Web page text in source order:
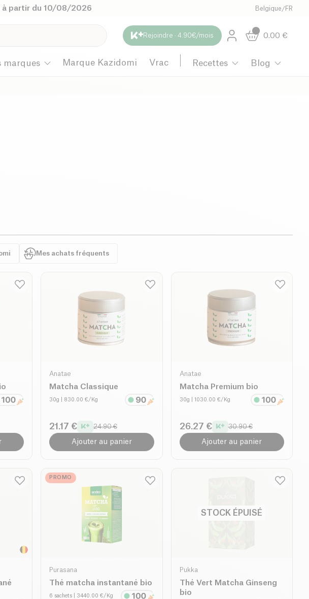
à partir du 10/08/2026 Belgique /FR
Rejoindre · 4.90€/mois 0.00 €
marques Marque Kazidomi Vrac Recettes Blog
Mes achats fréquents
Anatae
Matcha Classique
30g | 830.00 €/Kg
21.17 € 24.90 €
Ajouter au panier
Anatae
Matcha Premium bio
30g | 1030.00 €/Kg
26.27 € 30.90 €
Ajouter au panier
PROMO
Purasana
Thé matcha instantané bio
6 sachets | 3440.00 €/Kg
STOCK ÉPUISÉ
Pukka
Thé Vert Matcha Ginseng
bio